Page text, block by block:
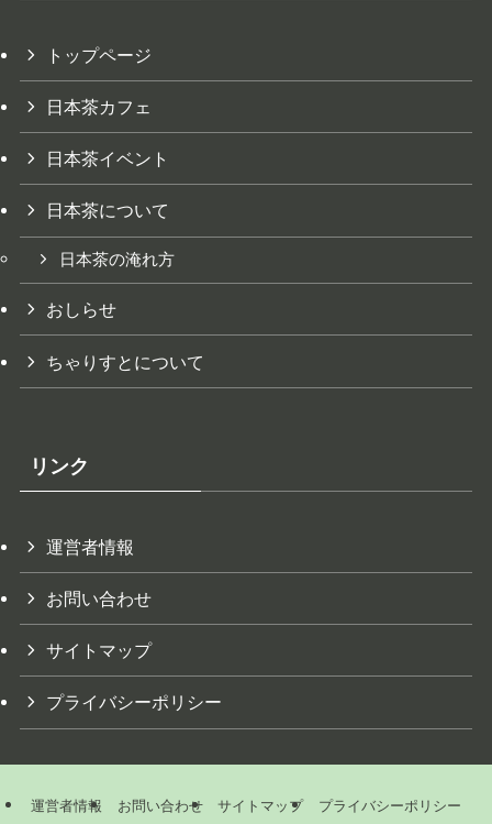
トップページ
日本茶カフェ
日本茶イベント
日本茶について
日本茶の淹れ方
おしらせ
ちゃりすとについて
リンク
運営者情報
お問い合わせ
サイトマップ
プライバシーポリシー
運営者情報 お問い合わせ サイトマップ プライバシーポリシー